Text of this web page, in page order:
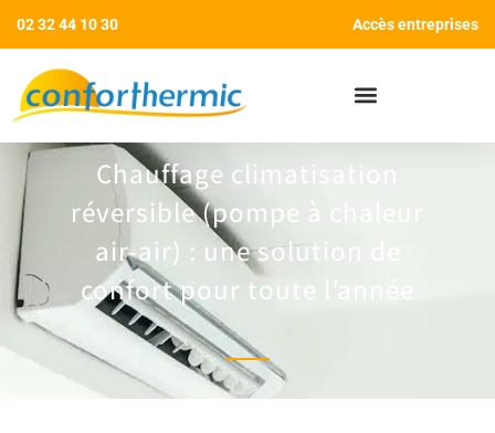
02 32 44 10 30 Accès entreprises
Chauffage climatisation
réversible (pompe à chaleur
air-air) : une solution de
confort pour toute l’année